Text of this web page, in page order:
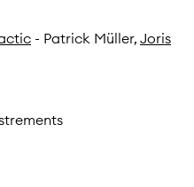
- Patrick Müller, Joris